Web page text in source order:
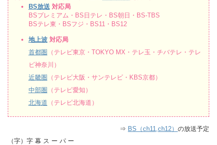
BS放送 対応局
BSプレミアム・BS日テレ・BS朝日・BS-TBS
BSテレ東・BSフジ・BS11・BS12
地上波対応局
首都圏 （テレビ東京・TOKYO MX・テレ玉・チバテレ・テレ
ビ神奈川）
近畿圏 （テレビ大阪・サンテレビ・KBS京都）
中部圏 （テレビ愛知）
北海道 （テレビ北海道）
⇒ BS（ch11,ch12） の放送予定
（字）字 幕 ス ー パ ー